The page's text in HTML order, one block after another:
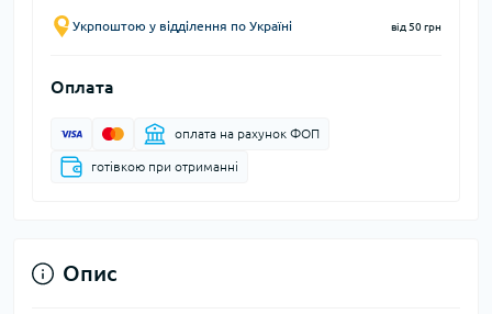
Укрпоштою у відділення по Україні від 50 грн
Оплата
оплата на рахунок ФОП
готівкою при отриманні
Опис